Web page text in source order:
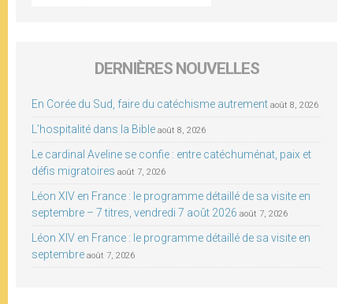
DERNIÈRES NOUVELLES
En Corée du Sud, faire du catéchisme autrement août 8, 2026
L’hospitalité dans la Bible août 8, 2026
Le cardinal Aveline se confie : entre catéchuménat, paix et
défis migratoires août 7, 2026
Léon XIV en France : le programme détaillé de sa visite en
septembre – 7 titres, vendredi 7 août 2026 août 7, 2026
Léon XIV en France : le programme détaillé de sa visite en
septembre août 7, 2026